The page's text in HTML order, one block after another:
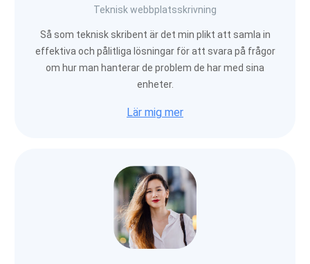
Teknisk webbplatsskrivning
Så som teknisk skribent är det min plikt att samla in
effektiva och pålitliga lösningar för att svara på frågor
om hur man hanterar de problem de har med sina
enheter.
Lär mig mer